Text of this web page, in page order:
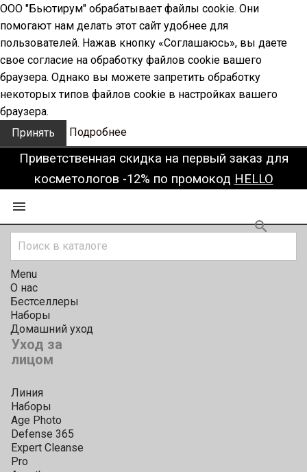
ООО "Бьютирум" обрабатывает файлы cookie. Они
помогают нам делать этот сайт удобнее для
пользователей. Нажав кнопку «Соглашаюсь», вы даете
свое согласие на обработку файлов cookie вашего
браузера. Однако вы можете запретить обработку
некоторых типов файлов cookie в настройках вашего
браузера.
Принять
Подробнее
Приветственная скидка на первый заказ для
косметологов -12% по промокод HELLO


Menu
О нас
Бестселлеры
Наборы
Домашний уход
Уход за
лицом
Линия
Наборы
Age Photo
Defense 365
Expert Cleanse
Pro